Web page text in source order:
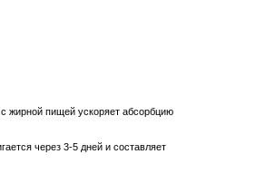
жирной пищей ускоряет абсорбцию
через 3-5 дней и составляет